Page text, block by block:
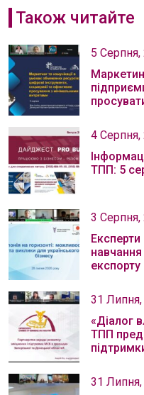
Також читайте
5 Серпня,
4 Серпня,
ТПП: 5
3 Серпня,
навчання
експорту
31 Липня,
«Діалог
ТПП
31 Липня,